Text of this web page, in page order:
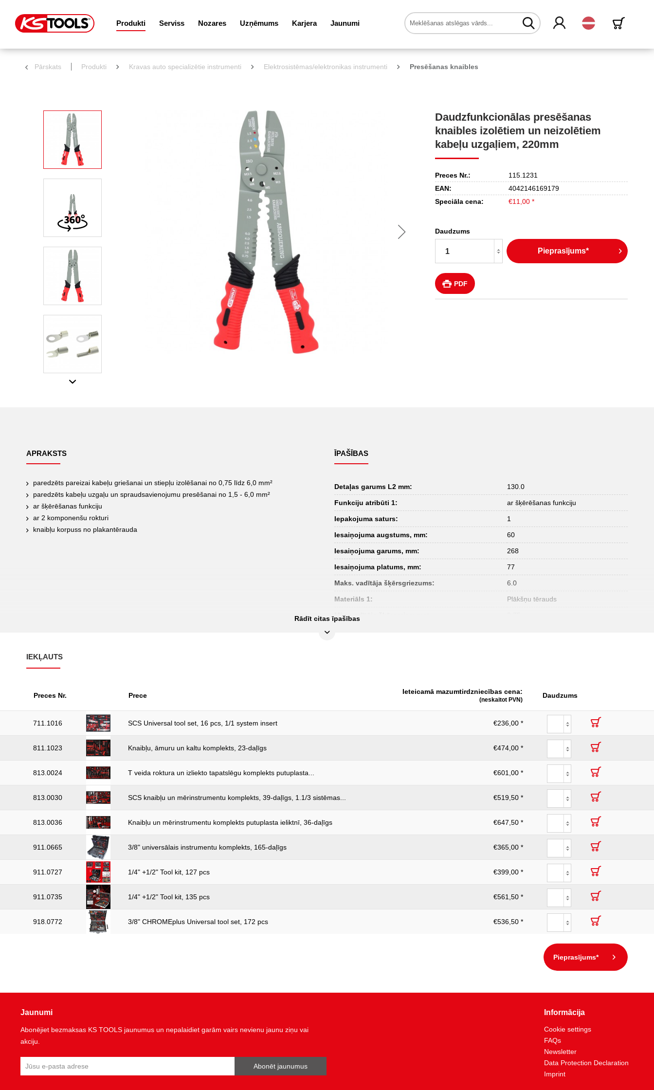
Produkti Serviss Nozares Uzņēmums Karjera Jaunumi Latvijas
Pārskats Produkti Kravas auto specializētie instrumenti Elektrosistēmas/elektronikas instrumenti Presēšanas knaibles
Daudzfunkcionālas presēšanas
knaibles izolētiem un neizolētiem
kabeļu uzgaļiem, 220mm
Preces Nr.:
115.1231
EAN:
4042146169179
Speciāla cena:
€11,00 *
Daudzums
Pieprasījums*
PDF
APRAKSTS
paredzēts pareizai kabeļu griešanai un stiepļu izolēšanai no 0,75 līdz 6,0 mm²
paredzēts kabeļu uzgaļu un spraudsavienojumu presēšanai no 1,5 - 6,0 mm²
ar šķērēšanas funkciju
ar 2 komponenšu rokturi
knaibļu korpuss no plakantērauda
ĪPAŠĪBAS
Detaļas garums L2 mm: 130.0
Funkciju atribūti 1: ar šķērēšanas funkciju
Iepakojuma saturs: 1
Iesaiņojuma augstums, mm: 60
Iesaiņojuma garums, mm: 268
Iesaiņojuma platums, mm: 77
Maks. vadītāja šķērsgriezums: 6.0
Materiāls 1: Plākšņu tērauds
Min. vadītāja šķērsgriezums:
Šķērsgriezums, mm²: 0,75-6,0/1,5-6,0
Rādīt citas īpašības
IEKĻAUTS
Preces Nr. Prece Ieteicamā mazumtirdzniecības cena:
(neskaitot PVN)
Daudzums
711.1016 SCS Universal tool set, 16 pcs, 1/1 system insert €236,00 *
811.1023 Knaibļu, āmuru un kaltu komplekts, 23-daļīgs €474,00 *
813.0024 T veida roktura un izliekto tapatslēgu komplekts putuplasta... €601,00 *
813.0030 SCS knaibļu un mērinstrumentu komplekts, 39-daļīgs, 1.1/3 sistēmas... €519,50 *
813.0036 Knaibļu un mērinstrumentu komplekts putuplasta ieliktnī, 36-daļīgs €647,50 *
911.0665 3/8" universālais instrumentu komplekts, 165-daļīgs €365,00 *
911.0727 1/4" +1/2" Tool kit, 127 pcs €399,00 *
911.0735 1/4" +1/2" Tool kit, 135 pcs €561,50 *
918.0772 3/8" CHROMEplus Universal tool set, 172 pcs €536,50 *
Pieprasījums*
Jaunumi
Abonējiet bezmaksas KS TOOLS jaunumus un nepalaidiet garām vairs nevienu jaunu ziņu vai
akciju.
Abonēt jaunumus
Informācija
Cookie settings
FAQs
Newsletter
Data Protection Declaration
Imprint